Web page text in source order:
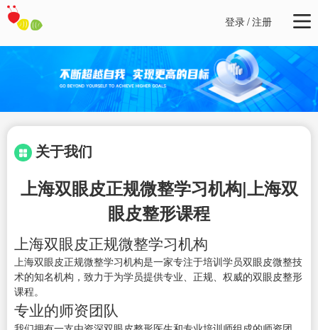
登录/注册
关于我们
上海双眼皮正规微整学习机构|上海双
眼皮整形课程
上海双眼皮正规微整学习机构
上海双眼皮正规微整学习机构是一家专注于培训学员双眼皮微整技
术的知名机构，致力于为学员提供专业、正规、权威的双眼皮整形
课程。
专业的师资团队